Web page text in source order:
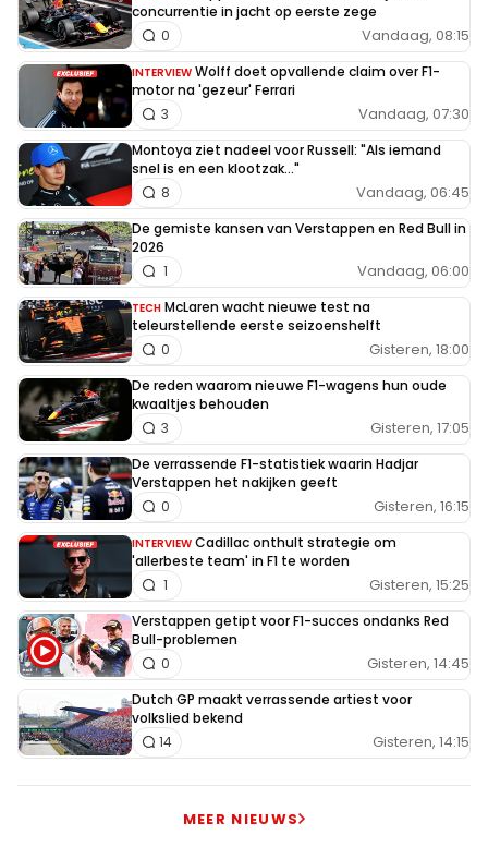
concurrentie in jacht op eerste zege
Vandaag, 08:15
0
INTERVIEW Wolff doet opvallende claim over F1-
motor na 'gezeur' Ferrari
Vandaag, 07:30
3
Montoya ziet nadeel voor Russell: "Als iemand
snel is en een klootzak..."
Vandaag, 06:45
8
De gemiste kansen van Verstappen en Red Bull in
2026
Vandaag, 06:00
1
TECH McLaren wacht nieuwe test na
teleurstellende eerste seizoenshelft
Gisteren, 18:00
0
De reden waarom nieuwe F1-wagens hun oude
kwaaltjes behouden
Gisteren, 17:05
3
De verrassende F1-statistiek waarin Hadjar
Verstappen het nakijken geeft
Gisteren, 16:15
0
INTERVIEW Cadillac onthult strategie om
'allerbeste team' in F1 te worden
Gisteren, 15:25
1
Verstappen getipt voor F1-succes ondanks Red
Bull-problemen
Gisteren, 14:45
0
Dutch GP maakt verrassende artiest voor
volkslied bekend
Gisteren, 14:15
14
MEER NIEUWS